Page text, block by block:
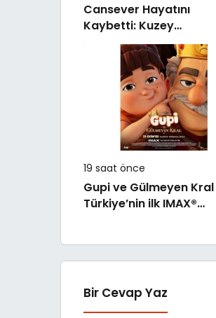
Cansever Hayatını
Kaybetti: Kuzey
Makedonya’da Toprağa
Verilecek
19 saat önce
Gupi ve Gülmeyen Kral
Türkiye’nin ilk IMAX®
Bir Cevap Yaz